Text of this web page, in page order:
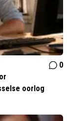
0
oorlog